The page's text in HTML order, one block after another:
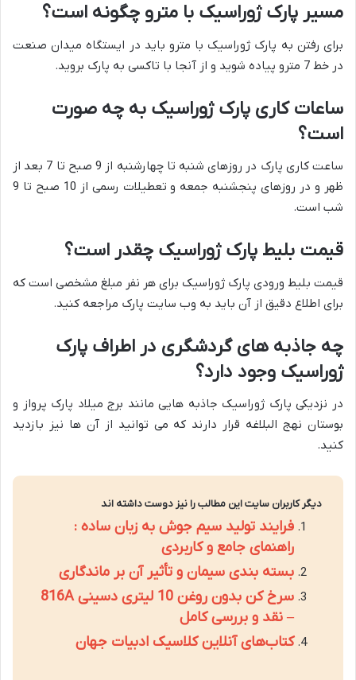
مسیر پارک ژوراسیک با مترو چگونه است؟
برای رفتن به پارک ژوراسیک با مترو باید در ایستگاه میدان صنعت
در خط 7 مترو پیاده شوید و از آنجا با تاکسی به پارک بروید.
ساعات کاری پارک ژوراسیک به چه صورت
است؟
ساعت کاری پارک در روزهای شنبه تا چهارشنبه از 9 صبح تا 7 بعد از
ظهر و در روزهای پنجشنبه جمعه و تعطیلات رسمی از 10 صبح تا 9
شب است.
قیمت بلیط پارک ژوراسیک چقدر است؟
قیمت بلیط ورودی پارک ژوراسیک برای هر نفر مبلغ مشخصی است که
برای اطلاع دقیق از آن باید به وب سایت پارک مراجعه کنید.
چه جاذبه های گردشگری در اطراف پارک
ژوراسیک وجود دارد؟
در نزدیکی پارک ژوراسیک جاذبه هایی مانند برج میلاد پارک پرواز و
بوستان نهج البلاغه قرار دارند که می توانید از آن ها نیز بازدید
کنید.
دیگر کاربران سایت این مطالب را نیز دوست داشته اند
فرایند تولید سیم جوش به زبان ساده :
راهنمای جامع و کاربردی
بسته بندی سیمان و تأثیر آن بر ماندگاری
سرخ کن بدون روغن 10 لیتری دسینی 816A
– نقد و بررسی کامل
کتاب‌های آنلاین کلاسیک ادبیات جهان